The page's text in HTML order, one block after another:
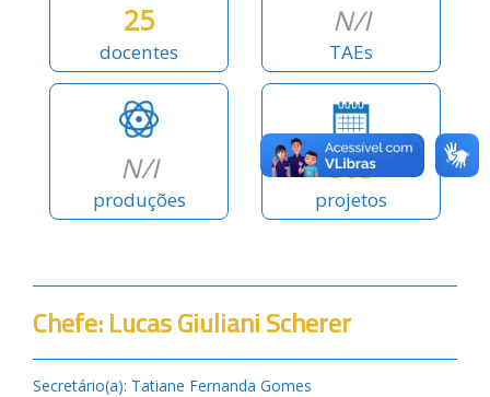
25
docentes
N/I
TAEs
N/I
produções
563
projetos
Chefe: Lucas Giuliani Scherer
Secretário(a): Tatiane Fernanda Gomes